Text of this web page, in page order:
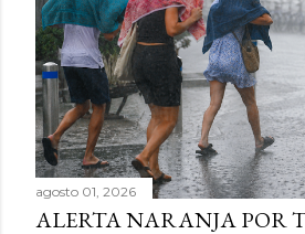
agosto 01, 2026
ALERTA NARANJA POR